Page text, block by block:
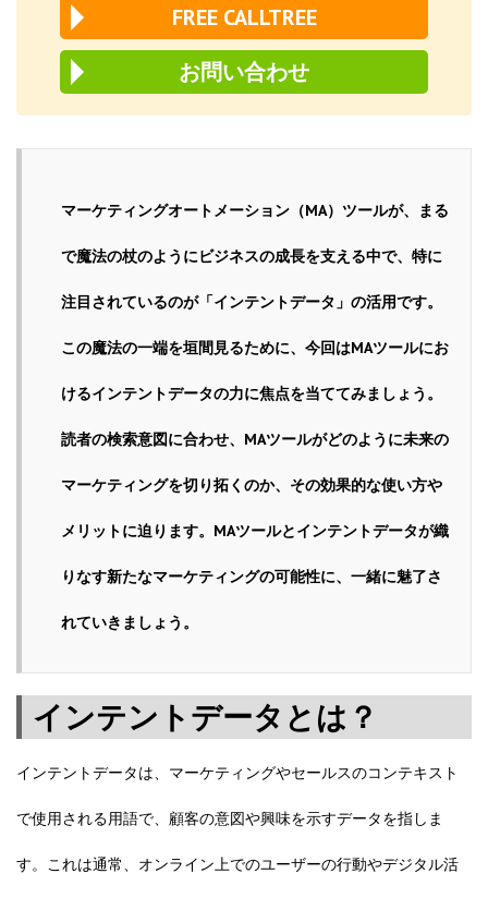
FREE CALLTREE
お問い合わせ
マーケティングオートメーション（MA）ツールが、まる
で魔法の杖のようにビジネスの成長を支える中で、特に
注目されているのが「インテントデータ」の活用です。
この魔法の一端を垣間見るために、今回はMAツールにお
けるインテントデータの力に焦点を当ててみましょう。
読者の検索意図に合わせ、MAツールがどのように未来の
マーケティングを切り拓くのか、その効果的な使い方や
メリットに迫ります。MAツールとインテントデータが織
りなす新たなマーケティングの可能性に、一緒に魅了さ
れていきましょう。
インテントデータとは？
インテントデータは、マーケティングやセールスのコンテキスト
で使用される用語で、顧客の意図や興味を示すデータを指しま
す。これは通常、オンライン上でのユーザーの行動やデジタル活